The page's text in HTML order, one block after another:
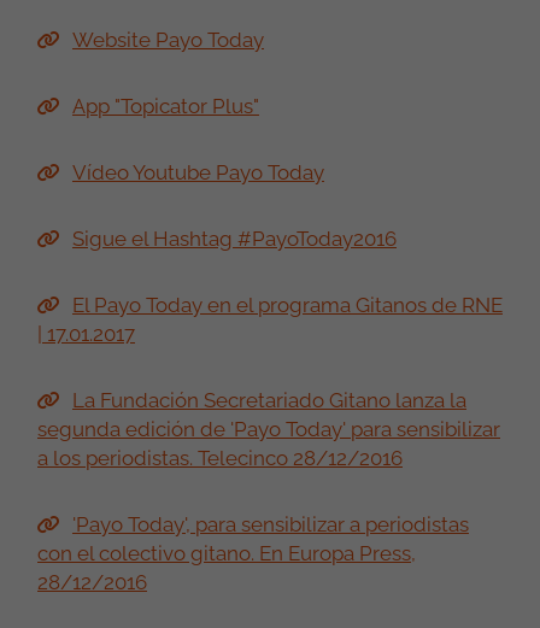
Website Payo Today
App "Topicator Plus"
Vídeo Youtube Payo Today
Sigue el Hashtag #PayoToday2016
El Payo Today en el programa Gitanos de RNE
| 17.01.2017
La Fundación Secretariado Gitano lanza la
segunda edición de 'Payo Today' para sensibilizar
a los periodistas. Telecinco 28/12/2016
'Payo Today', para sensibilizar a periodistas
con el colectivo gitano. En Europa Press,
28/12/2016